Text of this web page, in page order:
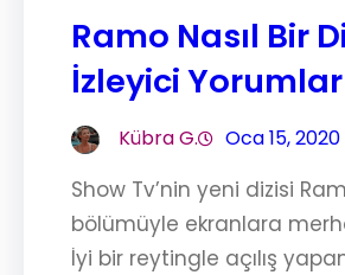
Ramo Nasıl Bir
İzleyici
Kübra G. Oca 15, 2020
Show Tv’nin yeni dizisi
bölümüyle ekranlara
İyi bir reytingle açılış